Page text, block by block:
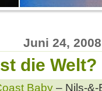
Juni 24, 2008
die Welt?
Baby – Nils-&-